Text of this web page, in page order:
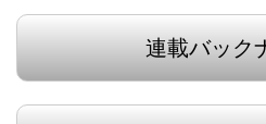
連載バック